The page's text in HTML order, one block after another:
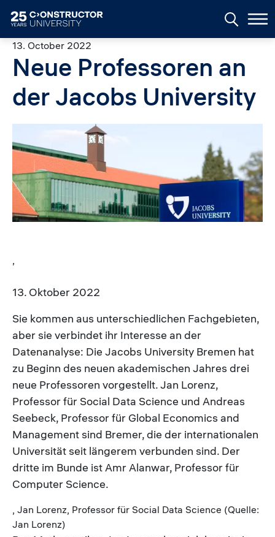
13. October 2022
Neue Professoren an
der Jacobs University
13. Oktober 2022
Sie kommen aus unterschiedlichen Fachgebieten,
aber sie verbindet ihr Interesse an der
Datenanalyse: Die Jacobs University Bremen hat
zu Beginn des neuen akademischen Jahres drei
neue Professoren vorgestellt. Jan Lorenz,
Professor für Social Data Science und Andreas
Seebeck, Professor für Global Economics and
Management sind Bremer, die der internationalen
Universität seit längerem verbunden sind. Der
dritte im Bunde ist Amr Alanwar, Professor für
Computer Science.
, Jan Lorenz, Professor für Social Data Science (Quelle:
Jan Lorenz)